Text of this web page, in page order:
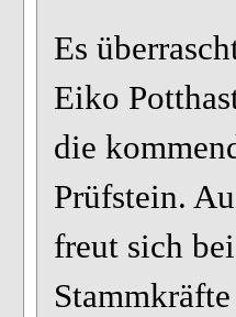
Es
Eiko
die
Prüfstein.
freut sich